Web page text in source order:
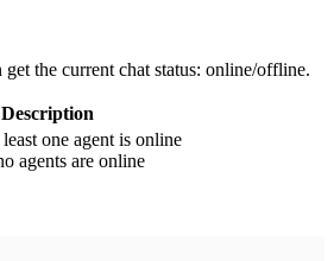
the current chat status: online/offline.
Description
one agent is online
agents are online